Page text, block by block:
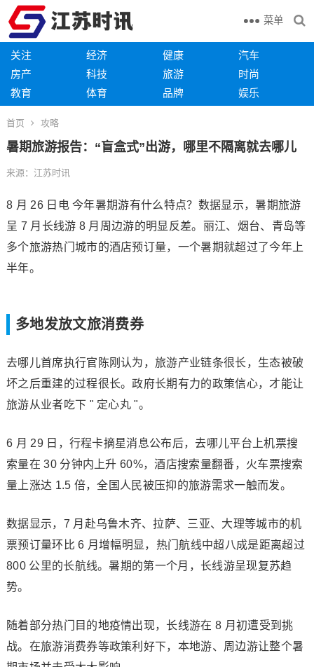
菜单
关注 经济 健康
汽车
房产
科技 旅游
时尚
教育
体育 品牌 娱乐
首页 攻略
暑期旅游报告：“盲盒式”出游，哪里不隔离就去哪儿
来源：江苏时讯
8 月 26 日电 今年暑期游有什么特点？数据显示，暑期旅游
呈 7 月长线游 8 月周边游的明显反差。丽江、烟台、青岛等
多个旅游热门城市的酒店预订量，一个暑期就超过了今年上
半年。
多地发放文旅消费券
去哪儿首席执行官陈刚认为，旅游产业链条很长，生态被破
坏之后重建的过程很长。政府长期有力的政策信心，才能让
旅游从业者吃下 " 定心丸 "。
6 月 29 日，行程卡摘星消息公布后，去哪儿平台上机票搜
索量在 30 分钟内上升 60%，酒店搜索量翻番，火车票搜索
量上涨达 1.5 倍，全国人民被压抑的旅游需求一触而发。
数据显示，7 月赴乌鲁木齐、拉萨、三亚、大理等城市的机
票预订量环比 6 月增幅明显，热门航线中超八成是距离超过
800 公里的长航线。暑期的第一个月，长线游呈现复苏趋
势。
随着部分热门目的地疫情出现，长线游在 8 月初遭受到挑
战。在旅游消费券等政策利好下，本地游、周边游让整个暑